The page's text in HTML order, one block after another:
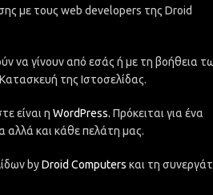
με τους web developers της Droid
να γίνουν από εσάς ή με τη βοήθεια
της Ιστοσελίδας.
είναι η WordPress. Πρόκειται για ένα
αλλά και κάθε πελάτη μας.
byDroid Computers και τη